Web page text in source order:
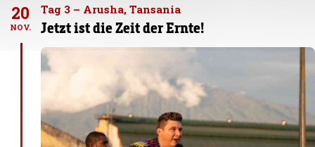
20
NOV.
Tag 3 – Arusha, Tansania
Jetzt ist die Zeit der Ernte!